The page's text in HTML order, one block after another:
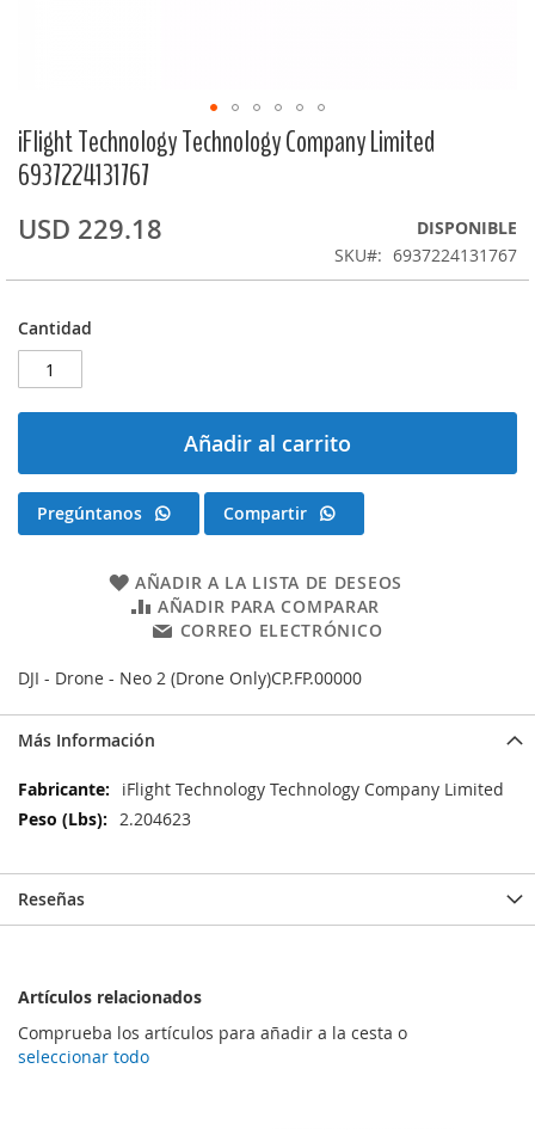
iFlight Technology Technology Company Limited
6937224131767
USD 229.18
DISPONIBLE
SKU
6937224131767
Cantidad
Añadir al carrito
Pregúntanos Compartir
AÑADIR A LA LISTA DE DESEOS
AÑADIR PARA COMPARAR
CORREO ELECTRÓNICO
DJI - Drone - Neo 2 (Drone Only)CP.FP.00000
Saltar
al
comienzo
la
de
Más Información
Más
Información
iFlight Technology Technology Company Limited
2.204623
Reseñas
Artículos relacionados
Comprueba los artículos para añadir a la cesta o
seleccionar todo